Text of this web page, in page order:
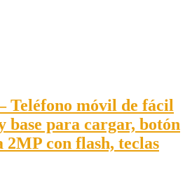
Teléfono móvil de fácil
base para cargar, botón
2MP con flash, teclas